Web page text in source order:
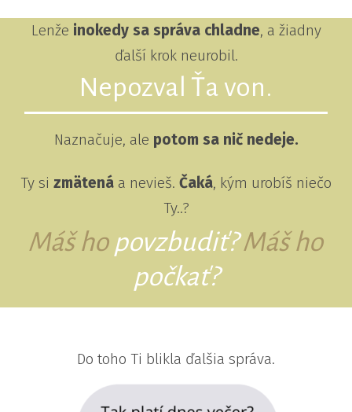
Lenže inokedy sa správa chladne, a žiadny
ďalší krok neurobil.
Nepozval Ťa von.
Naznačuje, ale potom sa nič nedeje.
Ty si zmätená a nevieš. Čaká, kým urobíš niečo
Ty..?
Máš ho povzbudiť? Máš ho
počkať?
Do toho Ti blikla ďalšia správa.